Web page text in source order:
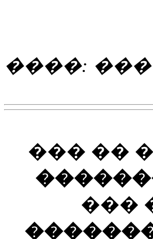
����:
��� ��
���